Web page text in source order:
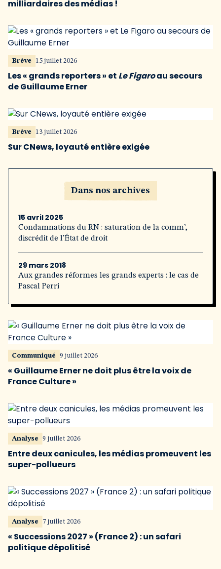
milliardaires des médias !
Brève 15 juillet 2026
Les « grands reporters » et Le Figaroau secours
de Guillaume Erner
Brève 13 juillet 2026
Sur CNews, loyauté entière exigée
Dans nos archives
15 avril 2025
Condamnations du RN : saturation de la comm’,
discrédit de l’État de droit
29 mars 2018
Aux grandes réformes les grands experts : le cas de
Pascal Perri
Communiqué 9 juillet 2026
« Guillaume Erner ne doit plus être la voix de
France Culture »
Analyse 9 juillet 2026
Entre deux canicules, les médias promeuvent les
super-pollueurs
Analyse 7 juillet 2026
« Successions 2027 » (France 2) : un safari
politique dépolitisé